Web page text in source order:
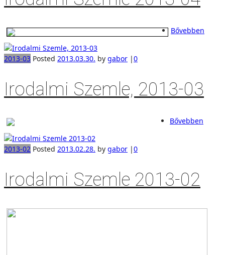
Bővebben
2013-03 Posted 2013.03.30. by gabor |0
Irodalmi Szemle, 2013-03
Bővebben
2013-02 Posted 2013.02.28. by gabor |0
Irodalmi Szemle 2013-02